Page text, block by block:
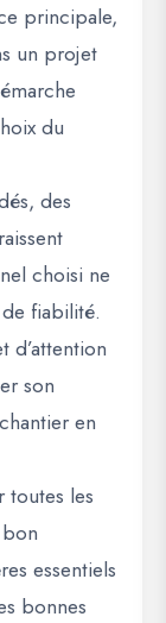
principale,
un projet
du
des
choisi ne
fiabilité.
d’attention
son
en
toutes les
essentiels
bonnes